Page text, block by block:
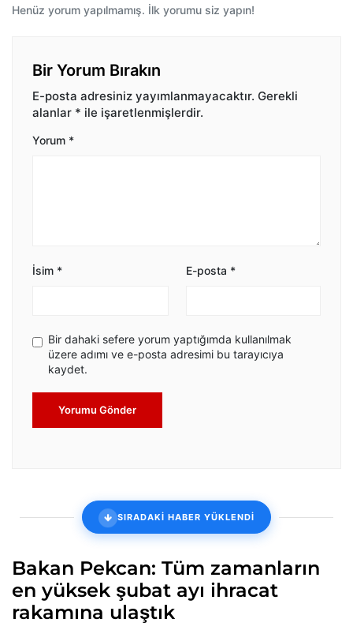
Henüz yorum yapılmamış. İlk yorumu siz yapın!
Bir Yorum Bırakın
E-posta adresiniz yayımlanmayacaktır. Gerekli
alanlar * ile işaretlenmişlerdir.
Yorum *
İsim * E-posta *
Bir dahaki sefere yorum yaptığımda kullanılmak
üzere adımı ve e-posta adresimi bu tarayıcıya
kaydet.
Yorumu Gönder
SIRADAKİ HABER YÜKLENDİ
Bakan Pekcan: Tüm zamanların
en yüksek şubat ayı ihracat
rakamına ulaştık